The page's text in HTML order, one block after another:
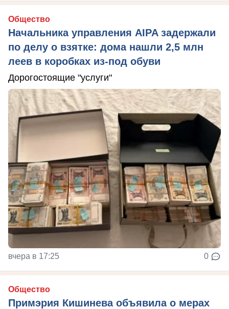
Общество
Начальника управления AIPA задержали
по делу о взятке: дома нашли 2,5 млн
леев в коробках из-под обуви
Дорогостоящие "услуги"
вчера в 17:25 0
Общество
Примэрия Кишинева объявила о мерах